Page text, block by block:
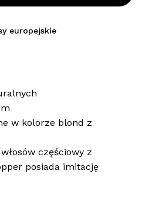
europejskie
w kolorze blond z
częściowy z
posiada imitację